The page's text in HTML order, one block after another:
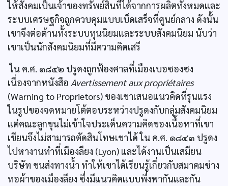
ให้สังคมเป็นเจ้าของทรัพย์สินที่ได้จากการผลิตทั้งหมดและ
ระบบเศรษฐกิจถูกควบคุมแบบเบ็ดเสร็จที่ศูนย์กลาง ดังนั้น
เขาจึงต่อต้านทั้งระบบทุนนิยมและระบบสังคมนิยม นับว่า
เขาเป็นนักสังคมนิยมที่มีความคิดเสรี
ใน ค.ศ. ๑๘๔๒ ปรูดงถูกฟ้องศาลที่เมืองเบอซองซง
เนื่องจากหนังสือ Avertissement aux propriétaires
(Warning to Proprietors) ของเขาเสนอแนวคิดที่รุนแรง
ในรูปของจดหมายโต้ตอบระหว่างปรูดงกับกลุ่มสังคมนิยม
แต่คณะลูกขุนไม่เข้าใจประเด็นความคิดของเนื้อหาที่เขา
เขียนจึงไม่สามารถตัดสินโทษเขาได้ ใน ค.ศ. ๑๘๔๓ ปรูดง
ไปหางานทำที่เมืองลียง (Lyon) และได้งานเป็นเสมียน
บริษัท ขนส่งทางนํ้า ทำให้เขาได้เรียนรู้เกี่ยวกับสมาคมช่าง
ทอผ้าของเมืองลียง ซึ่งมีแนวคิดแบบพึ่งพากันและกัน